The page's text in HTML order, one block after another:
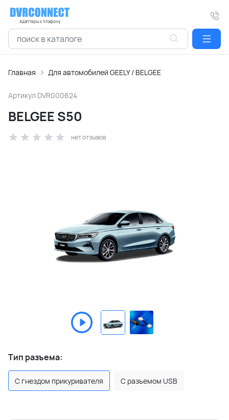
Адаптеры к плафону
Главная Для автомобилей GEELY / BELGEE
Артикул DVR000624
BELGEE S50
нет отзывов
Тип разъема:
С гнездом прикуривателя С разъемом USB